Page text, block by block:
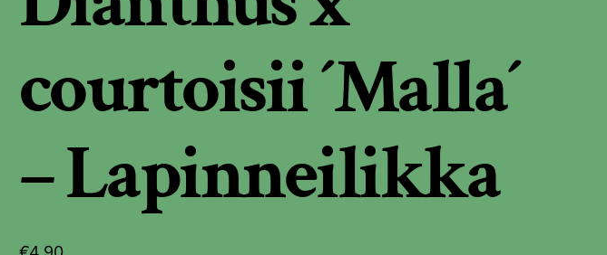
courtoisii ´Malla´
– Lapinneilikka